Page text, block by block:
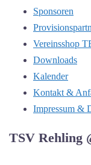
Sponsoren
Vereinsshop
Downloads
Kalender
Kontakt &
Impressum &
TSV Rehling